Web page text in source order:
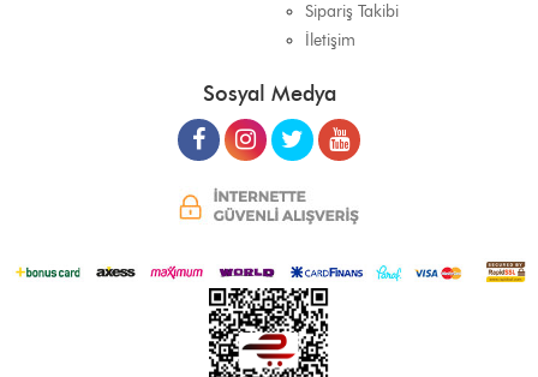
Sipariş Takibi
İletişim
Sosyal Medya